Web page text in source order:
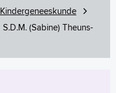
Kindergeneeskunde
S.D.M. (Sabine) Theuns-